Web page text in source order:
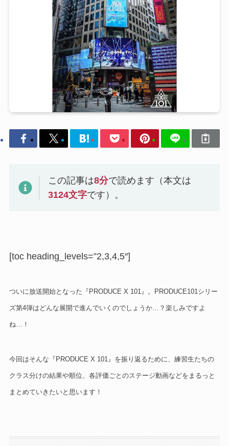
この記事は8分で読めます（本文は
3124文字です）。
[toc heading_levels=”2,3,4,5″]
ついに放送開始となった『PRODUCE X 101』。PRODUCE101シリー
ズ第4弾はどんな展開で進んでいくのでしょうか…？楽しみですよ
ね…！
今回はそんな『PRODUCE X 101』を振り返るために、練習生たちの
クラス分けの結果や順位、各評価ごとのステージ動画などをまるっと
まとめていきたいと思います！